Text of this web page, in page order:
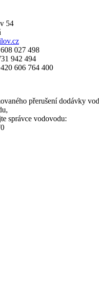
54
027 498
942 494
606 764 400
přerušení dodávky
správce vodovodu: